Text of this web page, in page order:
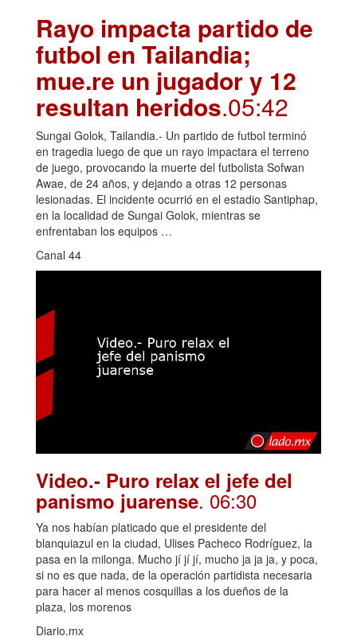
Rayo impacta partido de
futbol en Tailandia;
mue.re un jugador y 12
resultan heridos.05:42
Sungai Golok, Tailandia.- Un partido de futbol terminó
en tragedia luego de que un rayo impactara el terreno
de juego, provocando la muerte del futbolista Sofwan
Awae, de 24 años, y dejando a otras 12 personas
lesionadas. El incidente ocurrió en el estadio Santiphap,
en la localidad de Sungai Golok, mientras se
enfrentaban los equipos …
Canal 44
Video.- Puro relax el jefe del
panismo juarense. 06:30
Ya nos habían platicado que el presidente del
blanquiazul en la ciudad, Ulises Pacheco Rodríguez, la
pasa en la milonga. Mucho jí jí jí, mucho ja ja ja, y poca,
si no es que nada, de la operación partidista necesaria
para hacer al menos cosquillas a los dueños de la
plaza, los morenos
Diario.mx